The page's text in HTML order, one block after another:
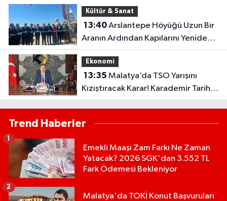
Kültür & Sanat
13:40Arslantepe Höyüğü Uzun Bir
Aranın Ardından Kapılarını Yeniden
Açtı!
Ekonomi
13:35
Kızıştıracak Karar! Karademir Tarih
Verdi
Trend Haberler
Emekli Maaşı Zam Farkı Ne Zaman
Yatacak? 2026 SGK'dan 3.552 TL
Fark Ödemesi Bekleniyor
1
Malatya'da TOKİ Konut Başvuruları
2